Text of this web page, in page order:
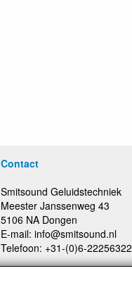
Contact
Smitsound Geluidstechniek
Meester Janssenweg 43
5106 NA Dongen
E-mail: info@smitsound.nl
Telefoon: +31-(0)6-22256322